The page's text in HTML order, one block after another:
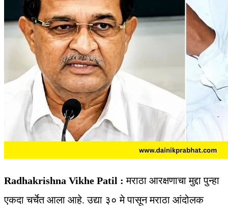
Radhakrishna Vikhe Patil :मराठा आरक्षणाचा मुद्दा पुन्हा
एकदा चर्चेत आला आहे. उद्या ३० मे पासून मराठा आंदोलक